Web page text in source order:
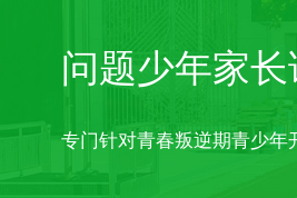
问题少年家
专门针对青春叛逆期青少年